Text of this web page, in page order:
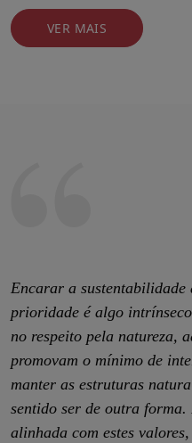
VER MAIS
Encarar a sustentabilidade
prioridade é algo
no respeito pela natureza,
promovam o mínimo de
manter as estruturas
sentido ser de outra
alinhada com estes